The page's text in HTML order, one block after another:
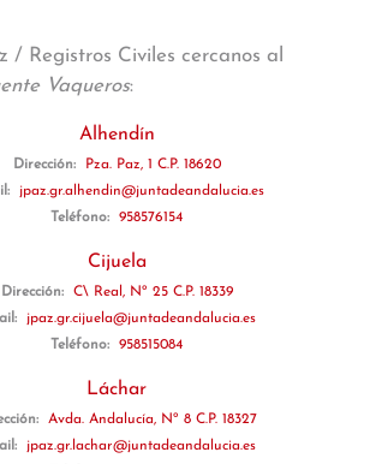
/ Registros Civiles cercanos al
Vaqueros:
Alhendín
Dirección:
Pza. Paz, 1 C.P. 18620
jpaz.gr.alhendin@juntadeandalucia.es
Teléfono:
958576154
Cijuela
Dirección:
C\ Real, Nº 25 C.P. 18339
jpaz.gr.cijuela@juntadeandalucia.es
Teléfono:
958515084
Láchar
Avda. Andalucía, Nº 8 C.P. 18327
jpaz.gr.lachar@juntadeandalucia.es